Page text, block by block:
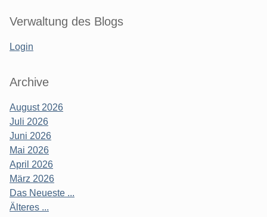
Verwaltung des Blogs
Login
Archive
August 2026
Juli 2026
Juni 2026
Mai 2026
April 2026
März 2026
Das Neueste ...
Älteres ...